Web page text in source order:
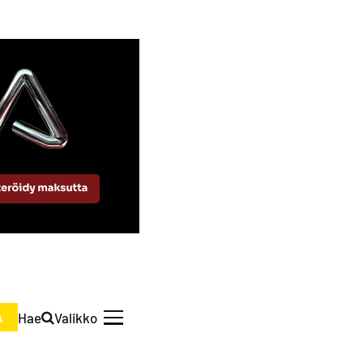
Hae Valikko